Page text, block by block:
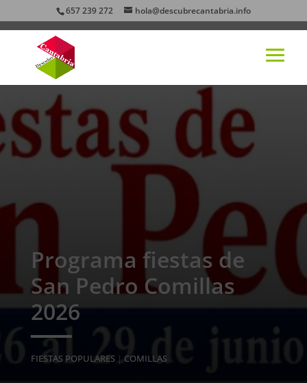
657 239 272 hola@descubrecantabria.info
Programa fiestas de
San Pedro Comillas
2026
FIESTAS POPULARES| COMILLAS